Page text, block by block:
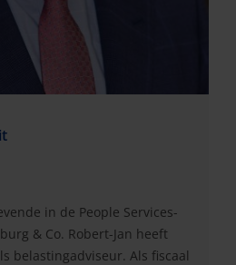
Control Framework-
de Control Services-groep
is ook gespecialiseerd
en is lid
Fiscale
Recht
in de People Services-
Jan heeft
belastingadviseur. Als fiscaal